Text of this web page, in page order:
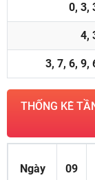
0, 3,
4,
3, 7, 6, 9,
THỐNG KÊ
Ngày
09